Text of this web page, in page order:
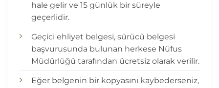
hale gelir ve 15 günlük bir süreyle
geçerlidir.
Geçici ehliyet belgesi, sürücü belgesi
başvurusunda bulunan herkese Nüfus
Müdürlüğü tarafından ücretsiz olarak verilir.
Eğer belgenin bir kopyasını kaybederseniz,